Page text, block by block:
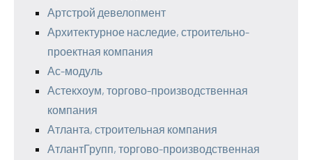
Артстрой девелопмент
Архитектурное наследие, строительно-
проектная компания
Ас-модуль
Астекхоум, торгово-производственная
компания
Атланта, строительная компания
АтлантГрупп, торгово-производственная